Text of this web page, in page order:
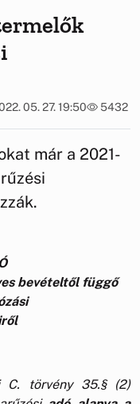
05. 27. 19:50 5432
már a 2021-
bevételtől függő
C. törvény 35.§ (2)